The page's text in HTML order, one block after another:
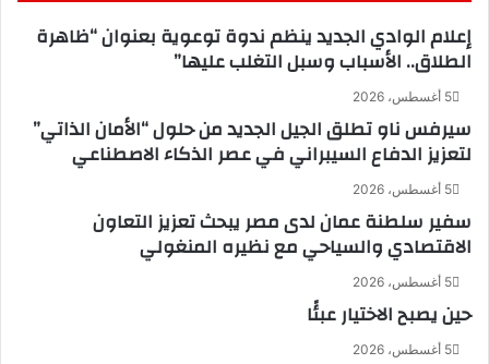
إعلام الوادي الجديد ينظم ندوة توعوية بعنوان “ظاهرة
الطلاق.. الأسباب وسبل التغلب عليها”
5 أغسطس، 2026
سيرفس ناو تطلق الجيل الجديد من حلول “الأمان الذاتي”
لتعزيز الدفاع السيبراني في عصر الذكاء الاصطناعي
5 أغسطس، 2026
سفير سلطنة عمان لدى مصر يبحث تعزيز التعاون
الاقتصادي والسياحي مع نظيره المنغولي
5 أغسطس، 2026
حين يصبح الاختيار عبئًا
5 أغسطس، 2026